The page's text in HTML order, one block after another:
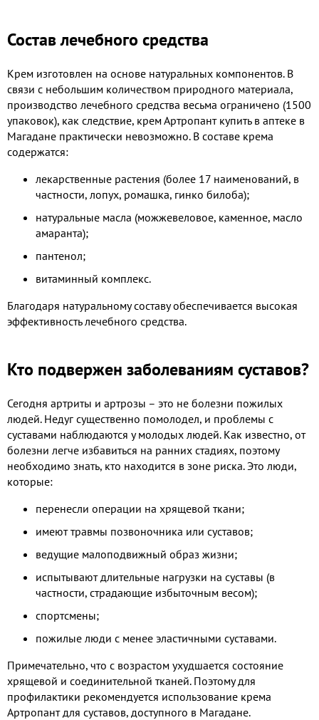
Состав лечебного средства
Крем изготовлен на основе натуральных компонентов. В
связи с небольшим количеством природного материала,
производство лечебного средства весьма ограничено (1500
упаковок), как следствие, крем Артропант купить в аптеке в
Магадане практически невозможно. В составе крема
содержатся:
лекарственные растения (более 17 наименований, в
частности, лопух, ромашка, гинко билоба);
натуральные масла (можжевеловое, каменное, масло
амаранта);
пантенол;
витаминный комплекс.
Благодаря натуральному составу обеспечивается высокая
эффективность лечебного средства.
Кто подвержен заболеваниям суставов?
Сегодня артриты и артрозы – это не болезни пожилых
людей. Недуг существенно помолодел, и проблемы с
суставами наблюдаются у молодых людей. Как известно, от
болезни легче избавиться на ранних стадиях, поэтому
необходимо знать, кто находится в зоне риска. Это люди,
которые:
перенесли операции на хрящевой ткани;
имеют травмы позвоночника или суставов;
ведущие малоподвижный образ жизни;
испытывают длительные нагрузки на суставы (в
частности, страдающие избыточным весом);
спортсмены;
пожилые люди с менее эластичными суставами.
Примечательно, что с возрастом ухудшается состояние
хрящевой и соединительной тканей. Поэтому для
профилактики рекомендуется использование крема
Артропант для суставов, доступного в Магадане.